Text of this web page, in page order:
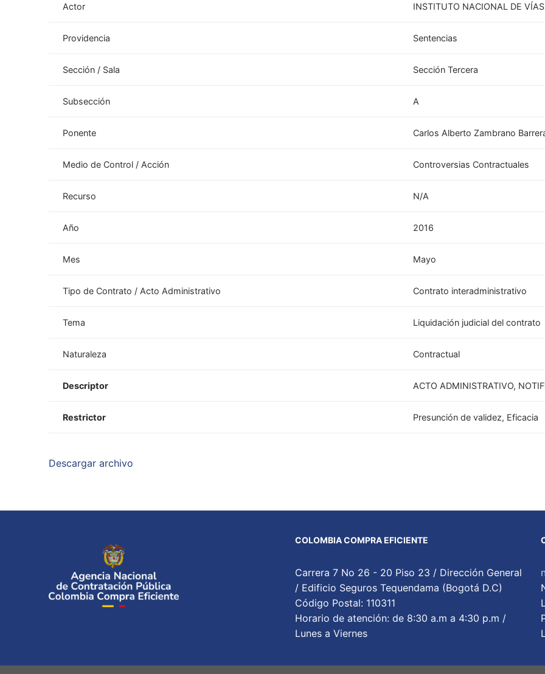
Actor INSTITUTO NACIONAL DE VÍAS
Providencia Sentencias
Sección / Sala Sección Tercera
Subsección A
Ponente Carlos Alberto Zambrano
Medio de Control / Acción Controversias Contractuales
Recurso N/A
Año 2016
Mes Mayo
Tipo de Contrato / Acto Administrativo Contrato interadministrativo
Tema Liquidación judicial del contrato
Naturaleza Contractual
Descriptor ACTO ADMINISTRATIVO,
Restrictor Presunción de validez, Eficacia
Descargar archivo
COLOMBIA COMPRA EFICIENTE
Carrera 7 No 26 - 20 Piso 23 / Dirección General
/ Edificio Seguros Tequendama (Bogotá D.C)
Código Postal: 110311
Horario de atención: de 8:30 a.m a 4:30 p.m /
Lunes a Viernes